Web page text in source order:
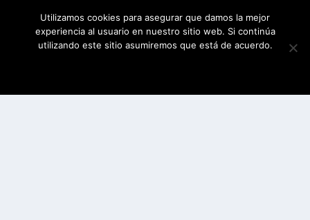
Utilizamos cookies para asegurar que damos la mejor
experiencia al usuario en nuestro sitio web. Si continúa
utilizando este sitio asumiremos que está de acuerdo.